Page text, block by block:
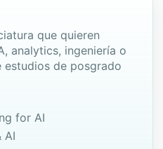
que quieren
analytics, ingeniería o
estudios de posgrado
for AI
AI